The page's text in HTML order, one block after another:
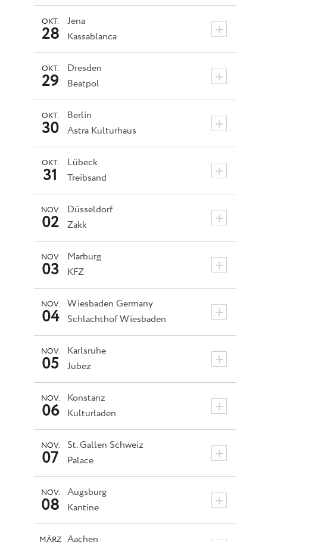
Jena +
OKT.
28 Kassablanca
Dresden +
OKT.
29 Beatpol
Berlin +
OKT.
30 Astra Kulturhaus
Lübeck +
OKT.
31 Treibsand
Düsseldorf +
NOV.
02 Zakk
Marburg +
NOV.
03 KFZ
Wiesbaden Germany +
NOV.
04 Schlachthof Wiesbaden
Karlsruhe +
NOV.
05 Jubez
Konstanz +
NOV.
06 Kulturladen
St. Gallen Schweiz +
NOV.
07 Palace
Augsburg +
NOV.
08 Kantine